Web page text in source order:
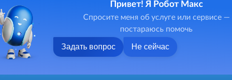
муниципального района, 2026
Привет! Я Робот Макс
Спросите меня об услуге или сервисе —
постараюсь помочь
Задать вопрос Не сейчас